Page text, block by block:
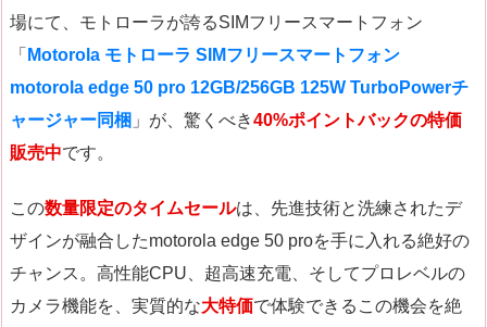
場にて、モトローラが誇るSIMフリースマートフォン
「 Motorola モトローラ SIMフリースマートフォン
motorola edge 50 pro 12GB/256GB 125W TurboPowerチ
ャージャー同梱 」が、驚くべき40%ポイントバックの特価
販売中です。
この数量限定のタイムセールは、先進技術と洗練されたデ
ザインが融合したmotorola edge 50 proを手に入れる絶好の
チャンス。高性能CPU、超高速充電、そしてプロレベルの
カメラ機能を、実質的な大特価で体験できるこの機会を絶